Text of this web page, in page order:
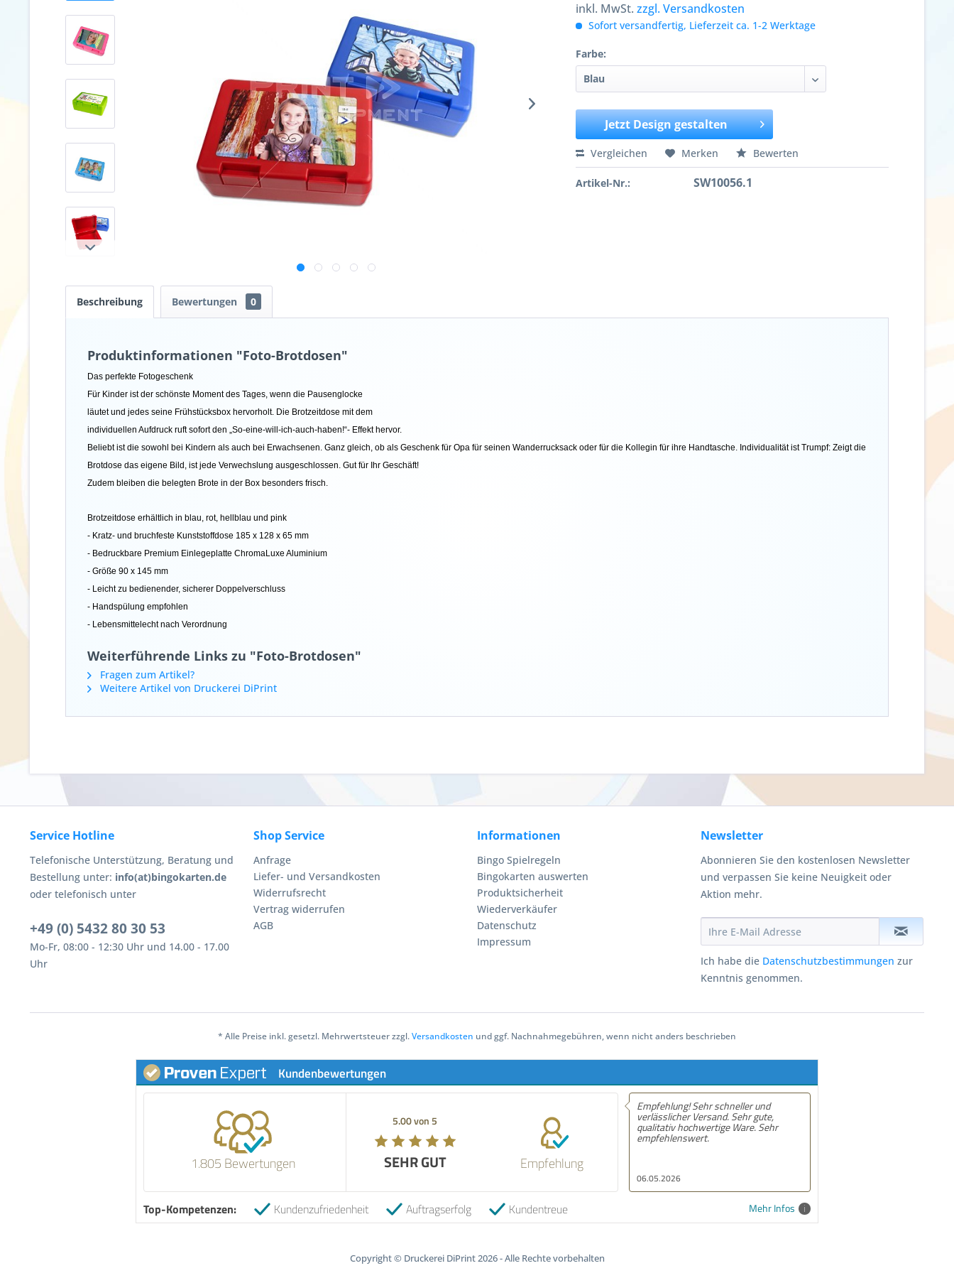
inkl. MwSt.zzgl. Versandkosten
Sofort versandfertig, Lieferzeit ca. 1-2 Werktage
Farbe:
Jetzt Design gestalten
Vergleichen Merken Bewerten
Artikel-Nr.: SW10056.1
Beschreibung Bewertungen 0
Produktinformationen "Foto-Brotdosen"
Das perfekte Fotogeschenk
Für Kinder ist der schönste Moment des Tages, wenn die Pausenglocke
läutet und jedes seine Frühstücksbox hervorholt. Die Brotzeitdose mit dem
individuellen Aufdruck ruft sofort den „So-eine-will-ich-auch-haben!“- Effekt hervor.
Beliebt ist die sowohl bei Kindern als auch bei Erwachsenen. Ganz gleich, ob als Geschenk für Opa für seinen Wanderrucksack oder für die Kollegin für ihre Handtasche. Individualität ist Trumpf: Zeigt die
Brotdose das eigene Bild, ist jede Verwechslung ausgeschlossen. Gut für Ihr Geschäft!
Zudem bleiben die belegten Brote in der Box besonders frisch.
Brotzeitdose erhältlich in blau, rot, hellblau und pink
- Kratz- und bruchfeste Kunststoffdose 185 x 128 x 65 mm
- Bedruckbare Premium Einlegeplatte ChromaLuxe Aluminium
- Größe 90 x 145 mm
- Leicht zu bedienender, sicherer Doppelverschluss
- Handspülung empfohlen
- Lebensmittelecht nach Verordnung
Weiterführende Links zu "Foto-Brotdosen"
Fragen zum Artikel?
Weitere Artikel von Druckerei DiPrint
Service Hotline
Telefonische Unterstützung, Beratung und
Bestellung unter: info(at)bingokarten.de
oder telefonisch unter
+49 (0) 5432 80 30 53
Mo-Fr, 08:00 - 12:30 Uhr und 14.00 - 17.00
Uhr
Shop Service
Anfrage
Liefer- und Versandkosten
Widerrufsrecht
Vertrag widerrufen
AGB
Informationen
Bingo Spielregeln
Bingokarten auswerten
Produktsicherheit
Wiederverkäufer
Datenschutz
Impressum
Newsletter
Abonnieren Sie den kostenlosen Newsletter
und verpassen Sie keine Neuigkeit oder
Aktion mehr.
Ich habe die Datenschutzbestimmungen zur
Kenntnis genommen.
* Alle Preise inkl. gesetzl. Mehrwertsteuer zzgl.Versandkosten und ggf. Nachnahmegebühren, wenn nicht anders beschrieben
Kundenbewertungen
1.805 Bewertungen SEHR GUT Empfehlung
Empfehlung! Sehr schneller und
verlässlicher Versand. Sehr gute,
qualitativ hochwertige Ware. Sehr
empfehlenswert.
Empfehlung! Gute und schnelle
lieferung. Alles prima
Mehr Infos
Top-Kompetenzen: Kundenzufriedenheit Auftragserfolg Kundentreue
Copyright © Druckerei DiPrint 2026 - Alle Rechte vorbehalten